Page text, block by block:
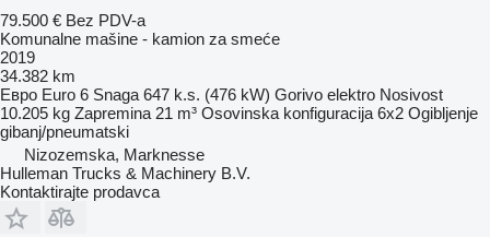
79.500 € Bez PDV-a
Komunalne mašine - kamion za smeće
2019
34.382 km
Евро Euro 6 Snaga 647 k.s. (476 kW) Gorivo elektro Nosivost
10.205 kg Zapremina 21 m³ Osovinska konfiguracija 6x2 Ogibljenje
gibanj/pneumatski
Nizozemska, Marknesse
Hulleman Trucks & Machinery B.V.
Kontaktirajte prodavca